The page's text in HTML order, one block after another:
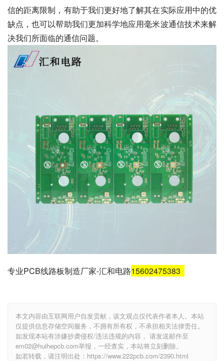
信的距离限制，有助于我们更好地了解其在实际应用中的优
缺点，也可以帮助我们更加科学地应用毫米波通信技术来解
决我们所面临的通信问题。
专业PCB线路板制造厂家-汇和电路15602475383
本文内容由互联网用户自发贡献，该文观点仅代表作者本人。本站
仅提供信息存储空间服务，不拥有所有权，不承担相关法律责任。
如发现本站有涉嫌抄袭侵权/违法违规的内容， 请发送邮件至
em02@huihepcb.com举报，一经查实，本站将立刻删除。
如若转载，请注明出处：https://www.222pcb.com/2390.html